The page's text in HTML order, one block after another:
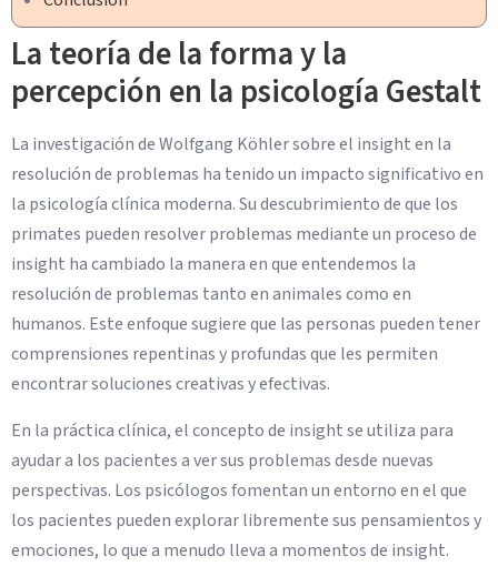
La teoría de la forma y la
percepción en la psicología Gestalt
La investigación de Wolfgang Köhler sobre el insight en la
resolución de problemas ha tenido un impacto significativo en
la psicología clínica moderna. Su descubrimiento de que los
primates pueden resolver problemas mediante un proceso de
insight ha cambiado la manera en que entendemos la
resolución de problemas tanto en animales como en
humanos. Este enfoque sugiere que las personas pueden tener
comprensiones repentinas y profundas que les permiten
encontrar soluciones creativas y efectivas.
En la práctica clínica, el concepto de insight se utiliza para
ayudar a los pacientes a ver sus problemas desde nuevas
perspectivas. Los psicólogos fomentan un entorno en el que
los pacientes pueden explorar libremente sus pensamientos y
emociones, lo que a menudo lleva a momentos de insight.